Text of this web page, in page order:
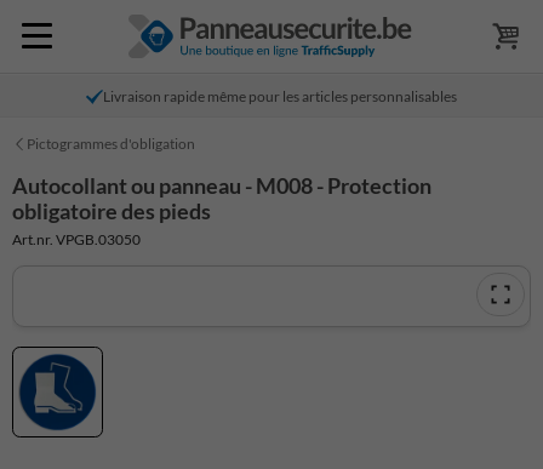
Livraison rapide même pour les articles personnalisables
Pictogrammes d'obligation
Autocollant ou panneau - M008 - Protection
obligatoire des pieds
Art.nr. VPGB.03050